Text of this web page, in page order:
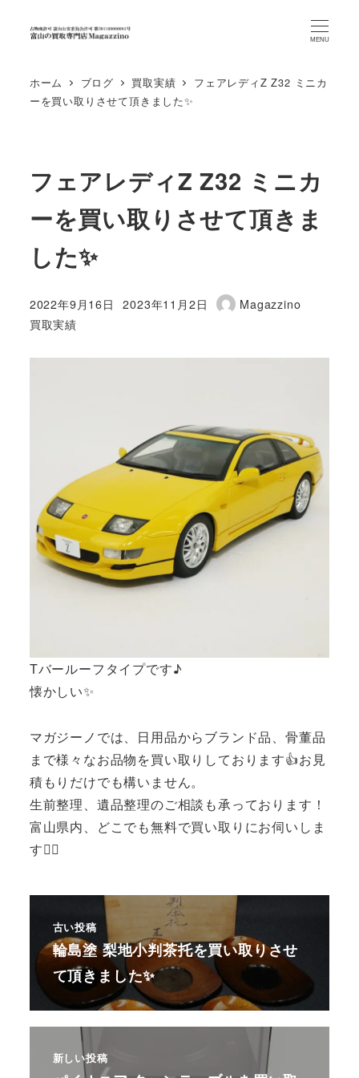
MENU
ホーム ブログ 買取実績
フェアレディZ Z32 ミニカ
ーを買い取りさせて頂きました✨
フェアレディZ Z32 ミニカ
ーを買い取りさせて頂きま
した✨
投稿日
2022年9月16日
更新日
2023年11月2日
著
Magazzino
カテゴリー
買取実績
Tバールーフタイプです♪
懐かしい✨
マガジーノでは、日用品からブランド品、骨董品
まで様々なお品物を買い取りしております👍お見
積もりだけでも構いません。
生前整理、遺品整理のご相談も承っております！
富山県内、どこでも無料で買い取りにお伺いしま
す🙆‍♂️
古い投稿
輪島塗 梨地小判茶托を買い取りさせ
て頂きました✨
新しい投稿